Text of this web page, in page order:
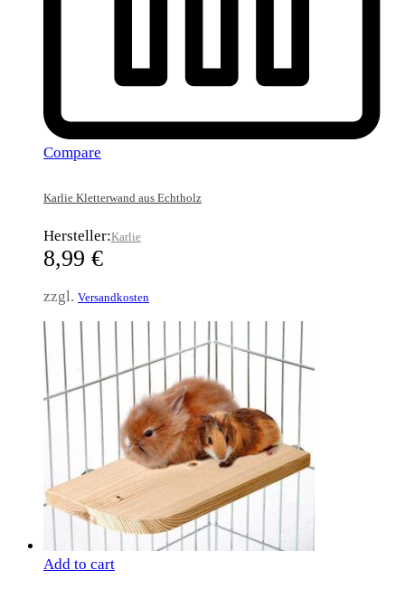
Compare
Karlie Kletterwand aus Echtholz
Hersteller:Karlie
8,99 €
zzgl. Versandkosten
Add to cart